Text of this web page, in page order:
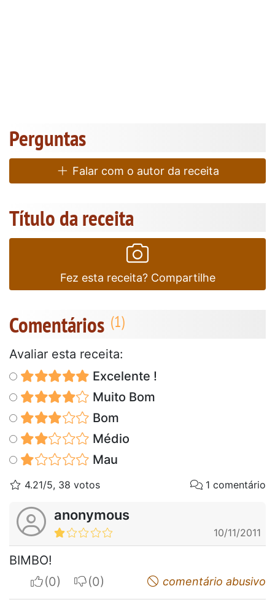
Perguntas
Falar com o autor da receita
Título da receita
Fez esta receita? Compartilhe
Comentários
Avaliar esta receita:
Excelente !
Muito Bom
Bom
Médio
Mau
4.21/5, 38 votos 1 comentário
anonymous
10/11/2011
BIMBO!
I apreciateI do not appreciatecomentário abusivo